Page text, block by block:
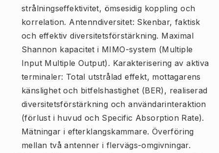
strålningseffektivitet, ömsesidig koppling och
korrelation. Antenndiversitet: Skenbar, faktisk
och effektiv diversitetsförstärkning. Maximal
Shannon kapacitet i MIMO-system (Multiple
Input Multiple Output). Karakterisering av aktiva
terminaler: Total utstrålad effekt, mottagarens
känslighet och bitfelshastighet (BER), realiserad
diversitetsförstärkning och användarinteraktion
(förlust i huvud och Specific Absorption Rate).
Mätningar i efterklangskammare. Överföring
mellan två antenner i flervägs-omgivningar.